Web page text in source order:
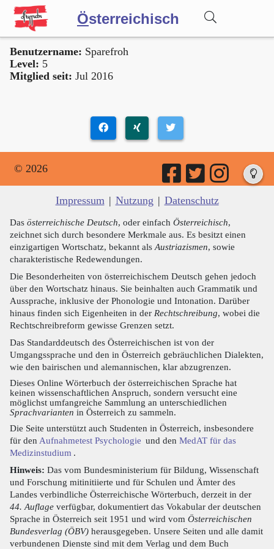
Österreichisch
Wörterbuch
Benutzername: Sparefroh
Level: 5
Mitglied seit: Jul 2016
© 2026
Impressum | Nutzung | Datenschutz
Das österreichische Deutsch, oder einfach Österreichisch,
zeichnet sich durch besondere Merkmale aus. Es besitzt einen
einzigartigen Wortschatz, bekannt als Austriazismen, sowie
charakteristische Redewendungen.
Die Besonderheiten von österreichischem Deutsch gehen jedoch
über den Wortschatz hinaus. Sie beinhalten auch Grammatik und
Aussprache, inklusive der Phonologie und Intonation. Darüber
hinaus finden sich Eigenheiten in der Rechtschreibung, wobei die
Rechtschreibreform gewisse Grenzen setzt.
Das Standarddeutsch des Österreichischen ist von der
Umgangssprache und den in Österreich gebräuchlichen Dialekten,
wie den bairischen und alemannischen, klar abzugrenzen.
Dieses Online Wörterbuch der österreichischen Sprache hat
keinen wissenschaftlichen Anspruch, sondern versucht eine
möglichst umfangreiche Sammlung an unterschiedlichen
Sprachvarianten in Österreich zu sammeln.
Die Seite unterstützt auch Studenten in Österreich, insbesondere
für den Aufnahmetest Psychologie und den MedAT für das
Medizinstudium .
Hinweis: Das vom Bundesministerium für Bildung, Wissenschaft
und Forschung mitinitiierte und für Schulen und Ämter des
Landes verbindliche Österreichische Wörterbuch, derzeit in der
44. Auflage verfügbar, dokumentiert das Vokabular der deutschen
Sprache in Österreich seit 1951 und wird vom Österreichischen
Bundesverlag (ÖBV) herausgegeben. Unsere Seiten und alle damit
verbundenen Dienste sind mit dem Verlag und dem Buch